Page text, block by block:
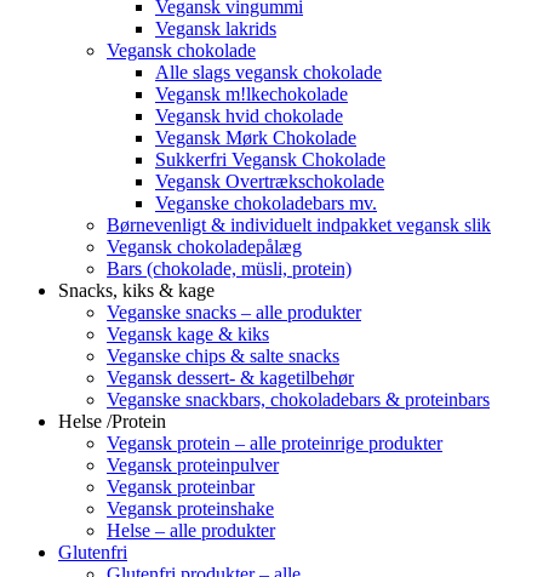
Vegansk vingummi
Vegansk lakrids
Vegansk chokolade
Alle slags vegansk chokolade
Vegansk m!lkechokolade
Vegansk hvid chokolade
Vegansk Mørk Chokolade
Sukkerfri Vegansk Chokolade
Vegansk Overtrækschokolade
Veganske chokoladebars mv.
Børnevenligt & individuelt indpakket vegansk slik
Vegansk chokoladepålæg
Bars (chokolade, müsli, protein)
Snacks, kiks & kage
Veganske snacks – alle produkter
Vegansk kage & kiks
Veganske chips & salte snacks
Vegansk dessert- & kagetilbehør
Veganske snackbars, chokoladebars & proteinbars
Helse /Protein
Vegansk protein – alle proteinrige produkter
Vegansk proteinpulver
Vegansk proteinbar
Vegansk proteinshake
Helse – alle produkter
Glutenfri